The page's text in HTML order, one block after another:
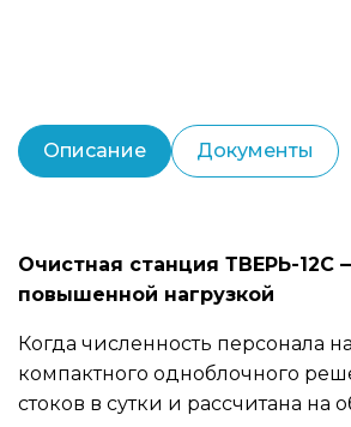
Описание Документы
Очистная станция ТВЕРЬ-
повышенной нагрузкой
Когда численность персонала
компактного одноблочного
стоков в сутки и рассчитана на